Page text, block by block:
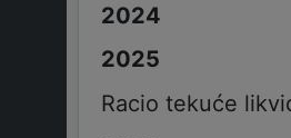
Racio tekuće